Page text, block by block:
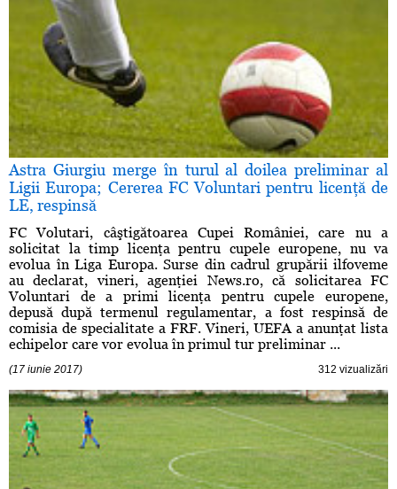
Astra Giurgiu merge în turul al doilea preliminar al
Ligii Europa; Cererea FC Voluntari pentru licenţă de
LE, respinsă
FC Volutari, câştigătoarea Cupei României, care nu a
solicitat la timp licenţa pentru cupele europene, nu va
evolua în Liga Europa. Surse din cadrul grupării ilfoveme
au declarat, vineri, agenţiei News.ro, că solicitarea FC
Voluntari de a primi licenţa pentru cupele europene,
depusă după termenul regulamentar, a fost respinsă de
comisia de specialitate a FRF. Vineri, UEFA a anunţat lista
echipelor care vor evolua în primul tur preliminar ...
(17 iunie 2017) 312 vizualizări